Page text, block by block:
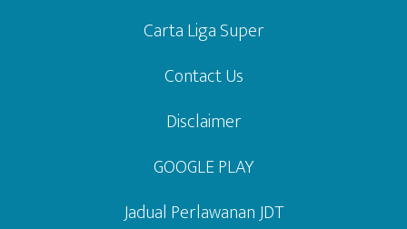
Carta Liga Super
Contact Us
Disclaimer
GOOGLE PLAY
Jadual Perlawanan JDT